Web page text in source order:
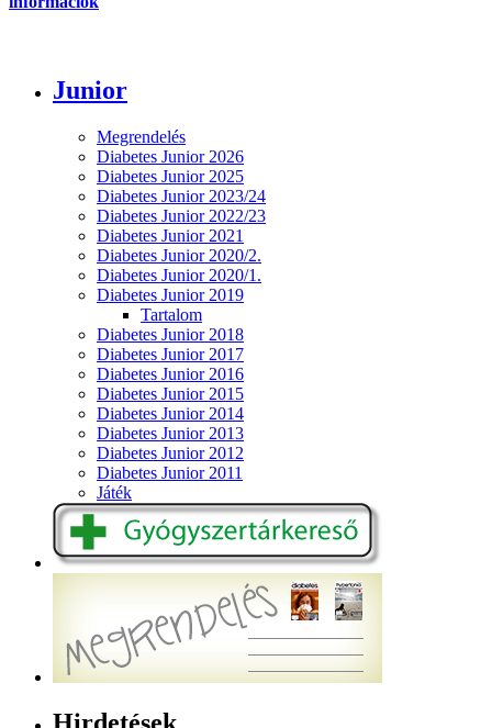
Junior
Megrendelés
Diabetes Junior 2026
Diabetes Junior 2025
Diabetes Junior 2023/24
Diabetes Junior 2022/23
Diabetes Junior 2021
Diabetes Junior 2020/2.
Diabetes Junior 2020/1.
Diabetes Junior 2019
Tartalom
Diabetes Junior 2018
Diabetes Junior 2017
Diabetes Junior 2016
Diabetes Junior 2015
Diabetes Junior 2014
Diabetes Junior 2013
Diabetes Junior 2012
Diabetes Junior 2011
Játék